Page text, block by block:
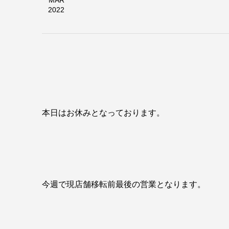
2022
本日はお休みとなっております。
今週で現店舗移転前最後の営業となります。